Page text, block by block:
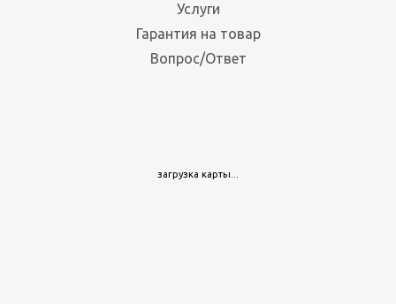
Услуги
Гарантия на товар
Вопрос/Ответ
загрузка карты...